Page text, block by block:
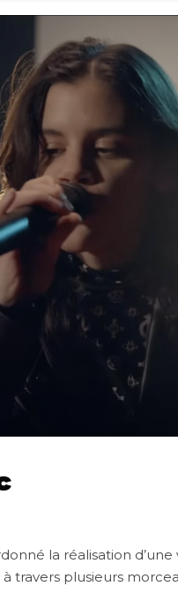
la réalisation
travers plusieurs